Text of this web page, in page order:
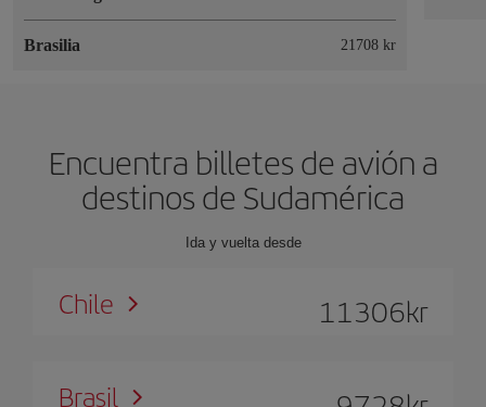
Brasilia 21708 kr
Encuentra billetes de avión a
destinos de Sudamérica
Ida y vuelta desde
Chile 11306kr
Brasil